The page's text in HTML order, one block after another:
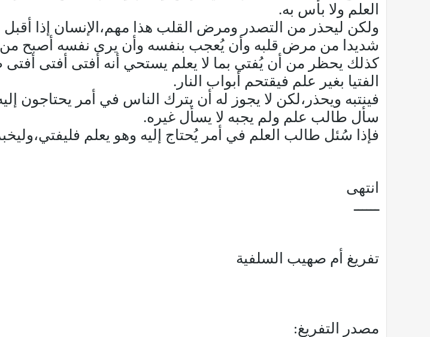
العلم ولا بأس به.
ولكن ليحذر من التصدر ومرض القلب هذا مهم،الإنسان إذا أقبل
شديدا من مرض قلبه وأن يُعجب بنفسه وأن يرى نفسه أصبح من
كذلك يحظر من أن يُفتي بما لا يعلم يستحي أنه أفتى أفتى
الفتيا بغير علم فيقتحم أبواب النار.
فينتبه ويحذر،لكن لا يجوز له أن يترك الناس في أمر يحتاجون
سأل طالب علم ولم يجبه لا يسأل غيره.
فإذا سُئل طالب العلم في أمر يُحتاج إليه وهو يعلم
انتهى
ــــــ
تفريغ أم صهيب السلفية
مصدر التفريغ: